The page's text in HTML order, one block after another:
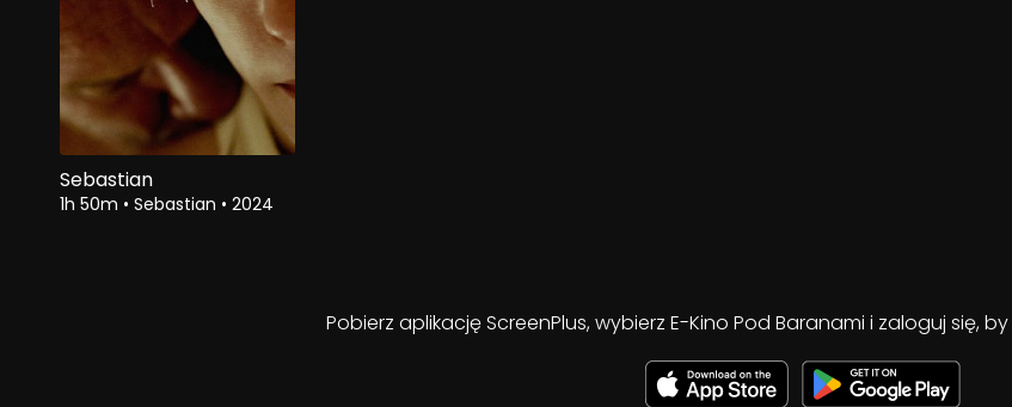
Sebastian
1h 50m • Sebastian • 2024
Pobierz aplikację ScreenPlus, wybierz E-Kino Pod Baranami i zaloguj się,